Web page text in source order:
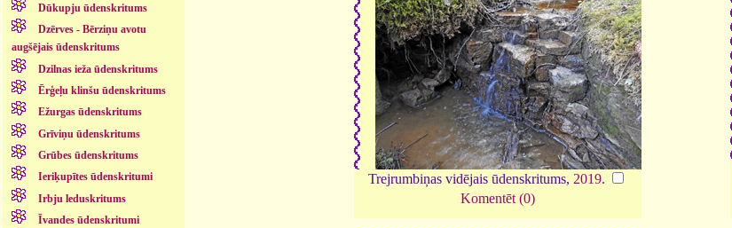
Dūkupju ūdenskritums
Dzērves - Bērziņu avotu
augšējais ūdenskritums
Dzilnas ieža ūdenskritums
Ērģeļu klinšu ūdenskritums
Ežurgas ūdenskritums
Grīviņu ūdenskritums
Grūbes ūdenskritums
Ieriķupītes ūdenskritumi
Irbju leduskritums
Īvandes ūdenskritumi
Trejrumbiņas vidējais ūdenskritums, 2019.
Komentēt (0)